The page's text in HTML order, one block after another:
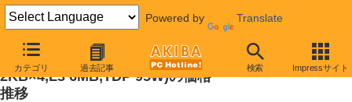
Powered by Translate
カテゴリ 過去記事 検索 Impressサイト
Phenom II X4 955 (3.2GHz,L2 51
2KB×4,L3 6MB,TDP 95W)の価格
推移